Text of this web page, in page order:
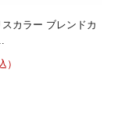
カラー ブレンドカ
）